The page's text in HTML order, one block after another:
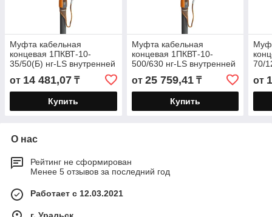
Муфта кабельная
концевая 1ПКВТ-10-
35/50(Б) нг-LS внутренней
установки для кабелей
«нг-LS» с изоляцией из
от 14 481,07 ₸
Купить
Муфта кабельная
концевая 1ПКВТ-10-
500/630 нг-LS внутренней
установки для кабелей
«нг-LS» с изоляцией из
от 25 759,41₸
Купить
70/
от
О нас
Рейтинг не сформирован
Менее 5 отзывов за последний год
Работает с 12.03.2021